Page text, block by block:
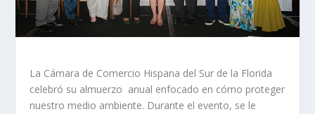
La Cámara de Comercio Hispana del Sur de la Florida
celebró su almuerzo anual enfocado en cómo proteger
nuestro medio ambiente. Durante el evento, se le